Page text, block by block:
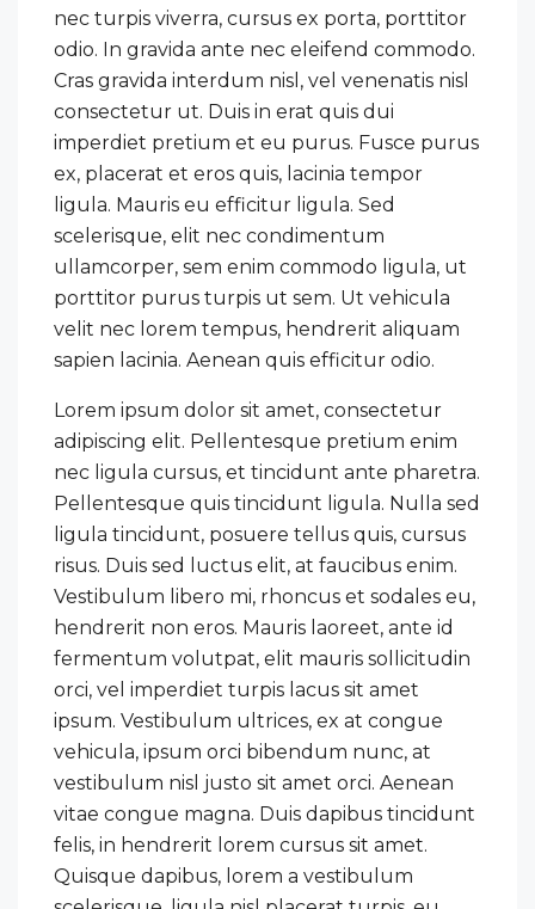
nec turpis viverra, cursus ex porta, porttitor
odio. In gravida ante nec eleifend commodo.
Cras gravida interdum nisl, vel venenatis nisl
consectetur ut. Duis in erat quis dui
imperdiet pretium et eu purus. Fusce purus
ex, placerat et eros quis, lacinia tempor
ligula. Mauris eu efficitur ligula. Sed
scelerisque, elit nec condimentum
ullamcorper, sem enim commodo ligula, ut
porttitor purus turpis ut sem. Ut vehicula
velit nec lorem tempus, hendrerit aliquam
sapien lacinia. Aenean quis efficitur odio.
Lorem ipsum dolor sit amet, consectetur
adipiscing elit. Pellentesque pretium enim
nec ligula cursus, et tincidunt ante pharetra.
Pellentesque quis tincidunt ligula. Nulla sed
ligula tincidunt, posuere tellus quis, cursus
risus. Duis sed luctus elit, at faucibus enim.
Vestibulum libero mi, rhoncus et sodales eu,
hendrerit non eros. Mauris laoreet, ante id
fermentum volutpat, elit mauris sollicitudin
orci, vel imperdiet turpis lacus sit amet
ipsum. Vestibulum ultrices, ex at congue
vehicula, ipsum orci bibendum nunc, at
vestibulum nisl justo sit amet orci. Aenean
vitae congue magna. Duis dapibus tincidunt
felis, in hendrerit lorem cursus sit amet.
Quisque dapibus, lorem a vestibulum